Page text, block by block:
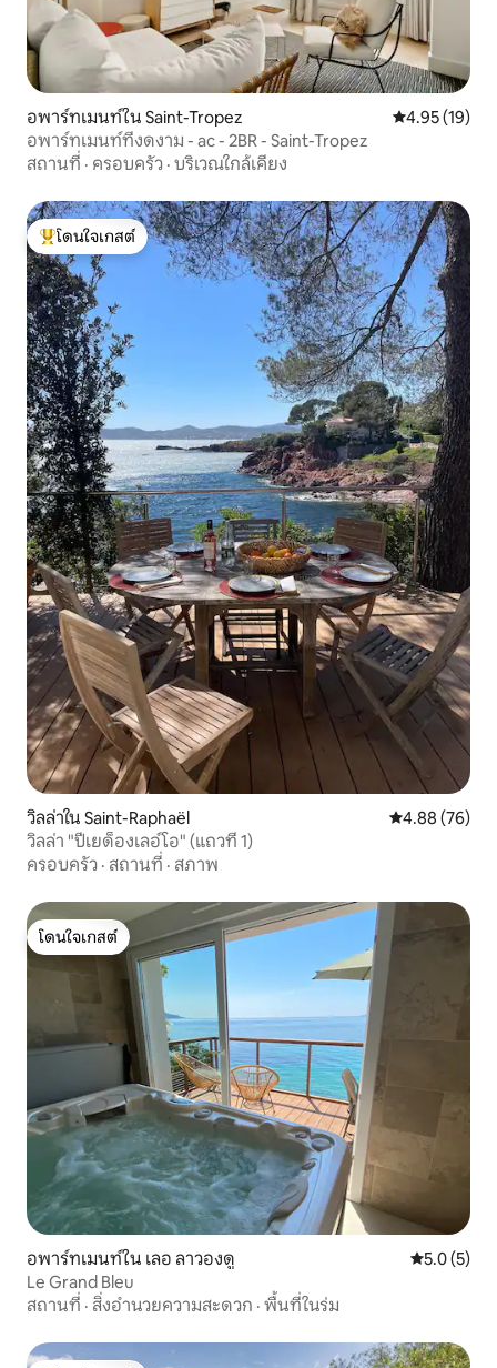
อพาร์ทเมนท์ใน Saint-Tropez คะแนนเฉลี่ย
4.95 (19)
อพาร์ทเมนท์ที่งดงาม - ac - 2BR - Saint-Tropez
สถานที่ · ครอบครัว · บริเวณใกล้เคียง
โดนใจเกสต์ที่สุด
โดนใจเกสต์
วิลล่าใน Saint-Raphaël คะแนนเฉลี่ย
4.88 (76)
วิลล่า "ปีเยด็องเลอ์โอ" (แถวที่ 1)
ครอบครัว · สถานที่ · สภาพ
โดนใจเกสต์
โดนใจเกสต์
อพาร์ทเมนท์ใน เลอ ลาวองดู คะแนนเฉลี่
5.0 (5)
Le Grand Bleu
สถานที่ · สิ่งอำนวยความสะดวก · พื้นที่ในร่ม